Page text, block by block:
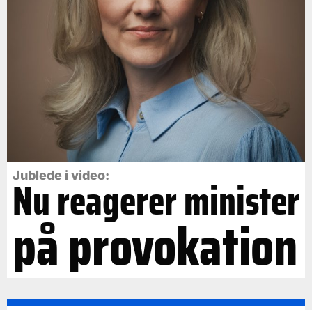
Jublede i video:
Nu reagerer minister
på provokation